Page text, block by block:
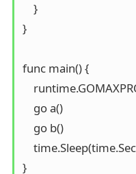
    }
}
func main() {
    go a()
    go b()
}